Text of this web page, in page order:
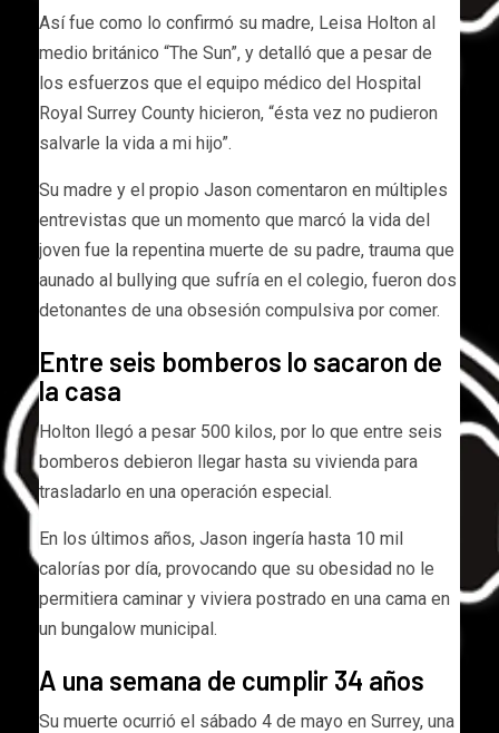
Así fue como lo confirmó su madre, Leisa Holton al
medio británico “The Sun”, y detalló que a pesar de
los esfuerzos que el equipo médico del Hospital
Royal Surrey County hicieron, “ésta vez no pudieron
salvarle la vida a mi hijo”.
Su madre y el propio Jason comentaron en múltiples
entrevistas que un momento que marcó la vida del
joven fue la repentina muerte de su padre, trauma que
aunado al bullying que sufría en el colegio, fueron dos
detonantes de una obsesión compulsiva por comer.
Entre seis bomberos lo sacaron de
la casa
Holton llegó a pesar 500 kilos, por lo que entre seis
bomberos debieron llegar hasta su vivienda para
trasladarlo en una operación especial.
En los últimos años, Jason ingería hasta 10 mil
calorías por día, provocando que su obesidad no le
permitiera caminar y viviera postrado en una cama en
un bungalow municipal.
A una semana de cumplir 34 años
Su muerte ocurrió el sábado 4 de mayo en Surrey, una